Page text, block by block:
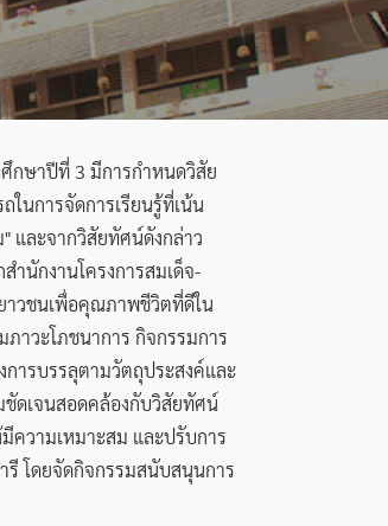
ศึกษาปีที่ 3 มีการกำหนดวิสัย
ในการจัดการเรียนรู้ที่เน้น
และจากวิสัยทัศน์ดังกล่าว
ำนักงานโครงการสมเด็จ-
ยาวชนเพื่อคุณภาพชีวิตที่ดีใน
าวะโภชนาการ กิจกรรมการ
การบรรลุตามวัตถุประสงค์และ
ชัดเจนสอดคล้องกับวิสัยทัศน์
ความเหมาะสม และปรับการ
รี โดยจัดกิจกรรมสนับสนุนการ